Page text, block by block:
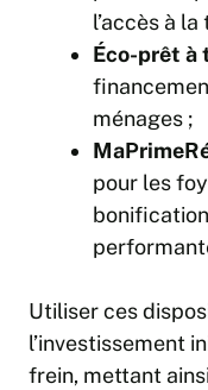
l’accès à
Éco-prêt à
ménages ;
pour les
Utiliser ces
l’investissement
frein, mettant